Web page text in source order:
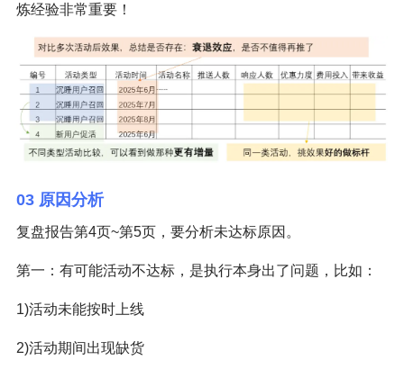
炼经验非常重要！
03 原因分析
复盘报告第4页~第5页，要分析未达标原因。
第一：有可能活动不达标，是执行本身出了问题，比如：
1)活动未能按时上线
2)活动期间出现缺货